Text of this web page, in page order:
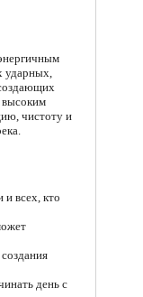
ударных,
высоким
чистоту и
всех, кто
день с